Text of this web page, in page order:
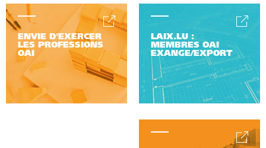
ENVIE D'EXERCER
LES PROFESSIONS
OAI
LAIX.LU :
MEMBRES OAI
EXANGE/EXPORT